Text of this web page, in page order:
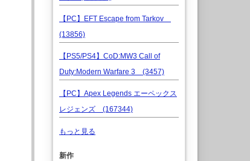
【PC】EFT Escape from Tarkov
(13856)
【PS5/PS4】CoD:MW3 Call of
Duty:Modern Warfare 3 (3457)
【PC】Apex Legends エーペックス
レジェンズ (167344)
もっと見る
新作